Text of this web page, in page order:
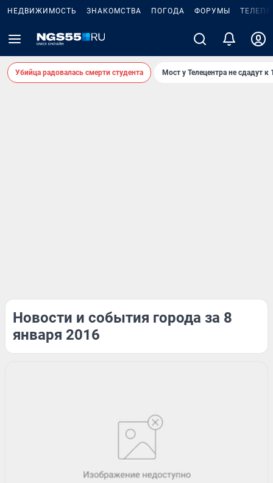
НЕДВИЖИМОСТЬ ЗНАКОМСТВА ПОГОДА ФОРУМЫ
Убийца радовалась смерти студента Мост у Телецентра не сдадут к
Новости и события города за 8
января 2016